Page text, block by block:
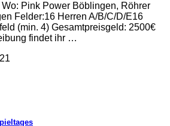
Pink Power Böblingen, Röhrer
Felder:16 Herren A/B/C/D/E16
(min. 4) Gesamtpreisgeld: 2500€
findet ihr …